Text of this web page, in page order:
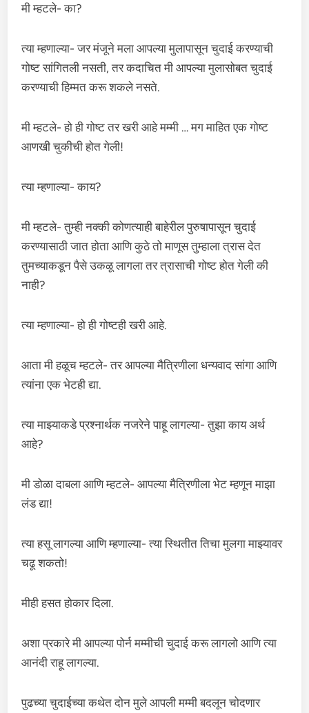
मी म्हटले- का?
त्या म्हणाल्या- जर मंजूने मला आपल्या मुलापासून चुदाई करण्याची
गोष्ट सांगितली नसती, तर कदाचित मी आपल्या मुलासोबत चुदाई
करण्याची हिम्मत करू शकले नसते.
मी म्हटले- हो ही गोष्ट तर खरी आहे मम्मी … मग माहित एक गोष्ट
आणखी चुकीची होत गेली!
त्या म्हणाल्या- काय?
मी म्हटले- तुम्ही नक्की कोणत्याही बाहेरील पुरुषापासून चुदाई
करण्यासाठी जात होता आणि कुठे तो माणूस तुम्हाला त्रास देत
तुमच्याकडून पैसे उकळू लागला तर त्रासाची गोष्ट होत गेली की
नाही?
त्या म्हणाल्या- हो ही गोष्टही खरी आहे.
आता मी हळूच म्हटले- तर आपल्या मैत्रिणीला धन्यवाद सांगा आणि
त्यांना एक भेटही द्या.
त्या माझ्याकडे प्रश्नार्थक नजरेने पाहू लागल्या- तुझा काय अर्थ
आहे?
मी डोळा दाबला आणि म्हटले- आपल्या मैत्रिणीला भेट म्हणून माझा
लंड द्या!
त्या हसू लागल्या आणि म्हणाल्या- त्या स्थितीत तिचा मुलगा माझ्यावर
चढू शकतो!
मीही हसत होकार दिला.
अशा प्रकारे मी आपल्या पोर्न मम्मीची चुदाई करू लागलो आणि त्या
आनंदी राहू लागल्या.
पुढच्या चुदाईच्या कथेत दोन मुले आपली मम्मी बदलून चोदणार